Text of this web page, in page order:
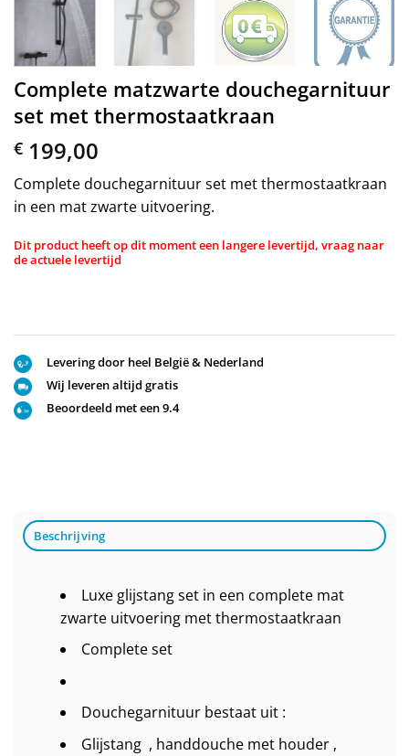
Complete matzwarte douchegarnituur
set met thermostaatkraan
€ 199,00
Complete douchegarnituur set met thermostaatkraan
in een mat zwarte uitvoering.
Dit product heeft op dit moment een langere levertijd, vraag naar
de actuele levertijd
Levering door heel België & Nederland
Wij leveren altijd gratis
Beoordeeld met een 9.4
Beschrijving
Luxe glijstang set in een complete mat
zwarte uitvoering met thermostaatkraan
Complete set
Douchegarnituur bestaat uit :
Glijstang , handdouche met houder ,